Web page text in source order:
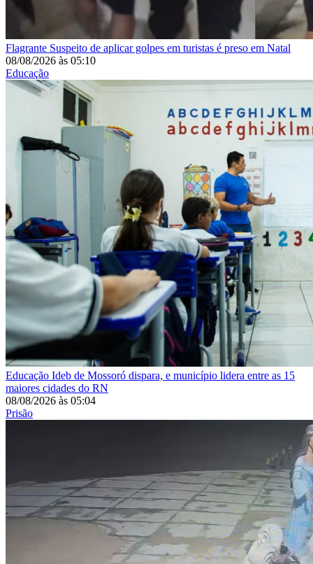
Flagrante Suspeito de aplicar golpes em turistas é preso em Natal
08/08/2026 às 05:10
Educação
Educação Ideb de Mossoró dispara, e município lidera entre as 15
maiores cidades do RN
08/08/2026 às 05:04
Prisão